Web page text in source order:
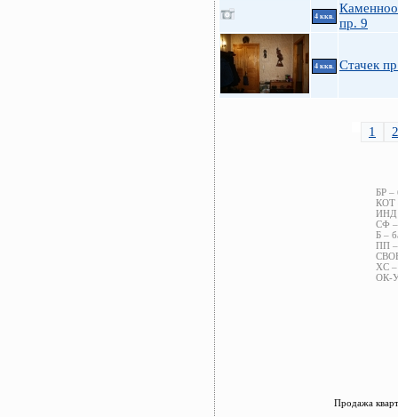
4 ккв.
пр. 9
4 ккв. Стачек
1 2
БР –
КОТ
ИНД
СФ –
Б –
ПП –
ХС –
ОК-
Продажа